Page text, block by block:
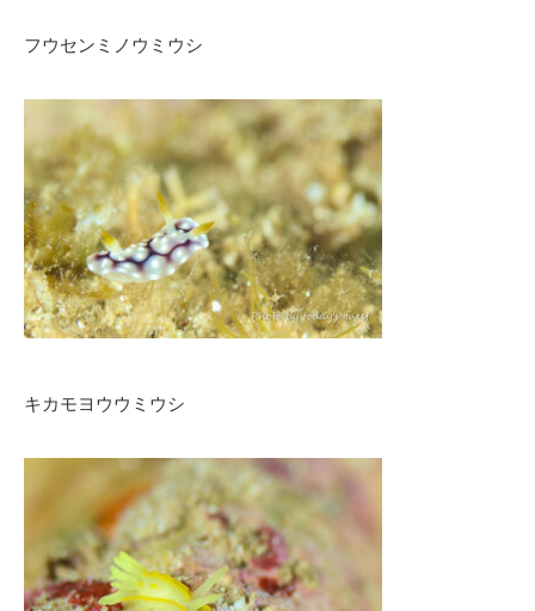
フウセンミノウミウシ
キカモヨウウミウシ